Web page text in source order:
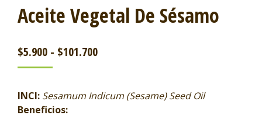
Aceite Vegetal De Sésamo
$5.900 - $101.700
INCI: Sesamum Indicum (Sesame) Seed Oil
Beneficios: